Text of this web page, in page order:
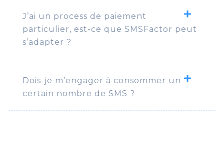
J’ai un process de paiement
particulier, est-ce que SMSFactor peut
s’adapter ?
Dois-je m’engager à consommer un
certain nombre de SMS ?